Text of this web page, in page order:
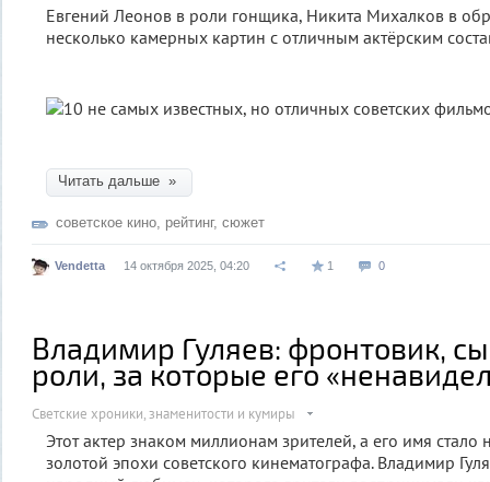
Евгений Леонов в роли гонщика, Никита Михалков в
несколько камерных картин с отличным актёрским
Читать дальше »
советское кино, рейтинг, сюжет
Vendetta 14 октября 2025, 04:20 1 0
Владимир Гуляев: фронтовик,
роли, за которые его
Светские хроники, знаменитости и кумиры
Этот актер знаком миллионам зрителей, а его имя стало
золотой эпохи советского кинематографа. Владимир